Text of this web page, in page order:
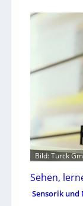
Bild: Turck
Sehen,
Sensorik und